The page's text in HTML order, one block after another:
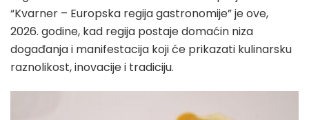
“Kvarner – Europska regija gastronomije” je ove,
2026. godine, kad regija postaje domaćin niza
događanja i manifestacija koji će prikazati kulinarsku
raznolikost, inovacije i tradiciju.